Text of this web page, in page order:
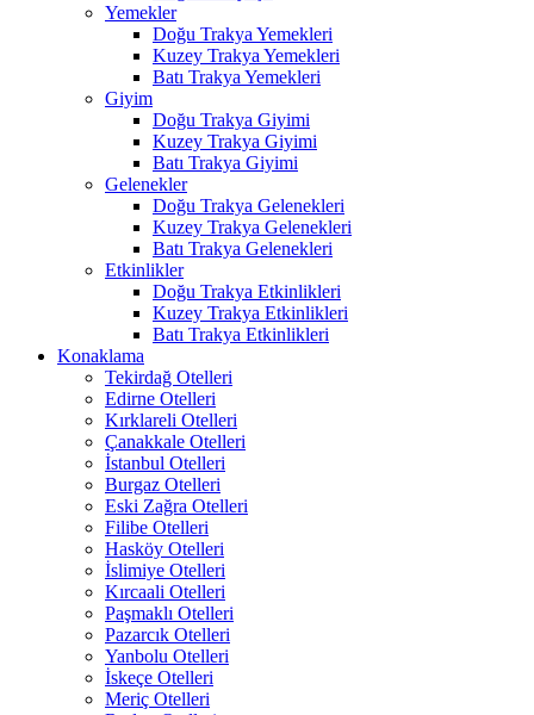
Yemekler
Doğu Trakya Yemekleri
Kuzey Trakya Yemekleri
Batı Trakya Yemekleri
Giyim
Doğu Trakya Giyimi
Kuzey Trakya Giyimi
Batı Trakya Giyimi
Gelenekler
Doğu Trakya Gelenekleri
Kuzey Trakya Gelenekleri
Batı Trakya Gelenekleri
Etkinlikler
Doğu Trakya Etkinlikleri
Kuzey Trakya Etkinlikleri
Batı Trakya Etkinlikleri
Konaklama
Tekirdağ Otelleri
Edirne Otelleri
Kırklareli Otelleri
Çanakkale Otelleri
İstanbul Otelleri
Burgaz Otelleri
Eski Zağra Otelleri
Filibe Otelleri
Hasköy Otelleri
İslimiye Otelleri
Kırcaali Otelleri
Paşmaklı Otelleri
Pazarcık Otelleri
Yanbolu Otelleri
İskeçe Otelleri
Meriç Otelleri